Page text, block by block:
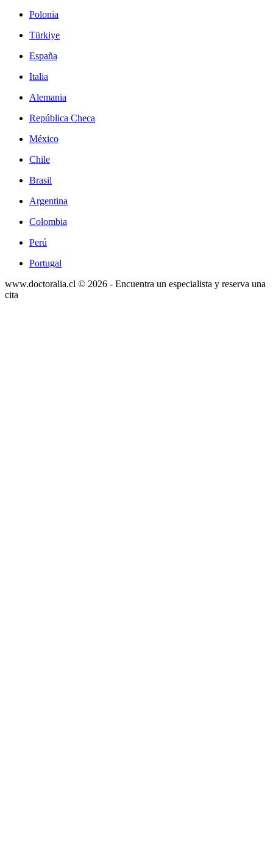
Polonia
Türkiye
España
Italia
Alemania
República Checa
México
Chile
Brasil
Argentina
Colombia
Perú
Portugal
www.doctoralia.cl © 2026 - Encuentra un especialista y reserva una
cita